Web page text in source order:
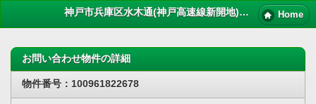
神戸市兵庫区水木通(神戸高速線新開地)賃貸物件｜ペット 賃貸 Home
お問い合わせ物件の詳細
物件番号：100961822678